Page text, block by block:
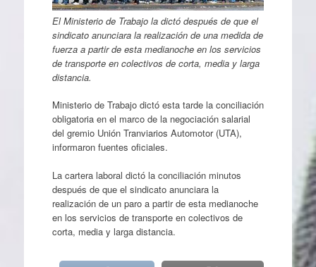
El Ministerio de Trabajo la dictó después de que el
sindicato anunciara la realización de una medida de
fuerza a partir de esta medianoche en los servicios
de transporte en colectivos de corta, media y larga
distancia.
Ministerio de Trabajo dictó esta tarde la conciliación
obligatoria en el marco de la negociación salarial
del gremio Unión Tranviarios Automotor (UTA),
informaron fuentes oficiales.
La cartera laboral dictó la conciliación minutos
después de que el sindicato anunciara la
realización de un paro a partir de esta medianoche
en los servicios de transporte en colectivos de
corta, media y larga distancia.